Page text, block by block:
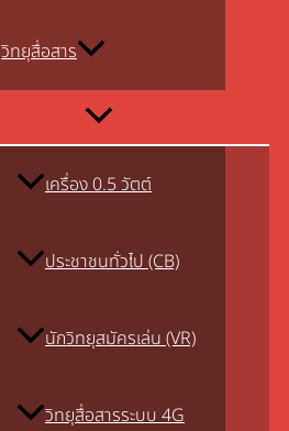
วิทยุสื่อสาร
เครื่อง 0.5 วัตต์
ประชาชนทั่วไป (CB)
นักวิทยุสมัครเล่น (VR)
วิทยุสื่อสารระบบ 4G